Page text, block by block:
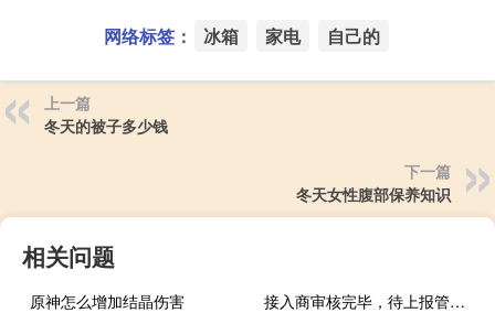
网络标签： 冰箱 家电 自己的
上一篇
冬天的被子多少钱
下一篇
冬天女性腹部保养知识
相关问题
原神怎么增加结晶伤害
接入商审核完毕，待上报管局已有数日，请尽快协助审核